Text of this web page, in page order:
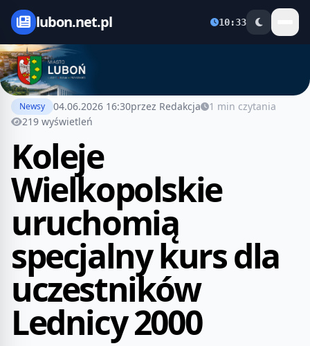
lubon.net.pl 10:33
Newsy 04.06.2026 16:30przez Redakcja
1 min czytania
219 wyświetleń
Koleje
Wielkopolskie
uruchomią
specjalny kurs dla
uczestników
Lednicy 2000